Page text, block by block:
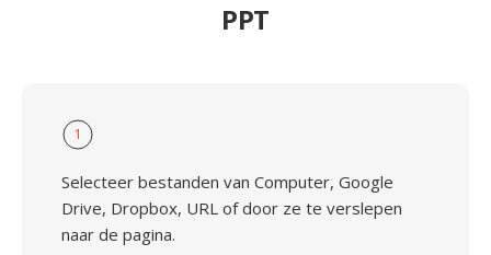
PPT
1
Selecteer bestanden van Computer, Google
Drive, Dropbox, URL of door ze te verslepen
naar de pagina.